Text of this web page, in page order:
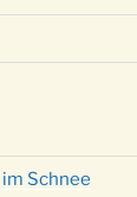
Schnee